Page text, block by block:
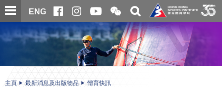
跳
至
內
ENG
開
合
微
信
二
維
碼
關
搜
尋
内
主頁 最新消息及出版物品 體育快訊